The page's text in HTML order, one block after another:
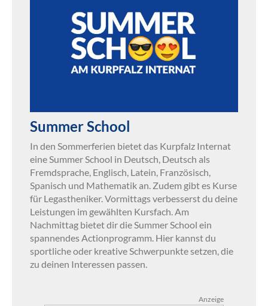
Summer School
In den Sommerferien bietet das Kurpfalz Internat
eine Summer School in Deutsch, Deutsch als
Fremdsprache, Englisch, Latein, Französisch,
Spanisch und Mathematik an. Zudem gibt es Kurse
für Legastheniker. Vormittags verbesserst du deine
Leistungen im gewählten Kursfach. Am
Nachmittag bietet dir die Summer School ein
spannendes Actionprogramm. Hier kannst du
sportliche oder kreative Schwerpunkte setzen, die
zu deinen Interessen passen.
Anzeige